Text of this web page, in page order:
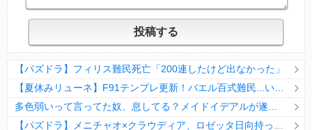
【パズドラ】フィリス難民死亡「200連したけど出なかった」